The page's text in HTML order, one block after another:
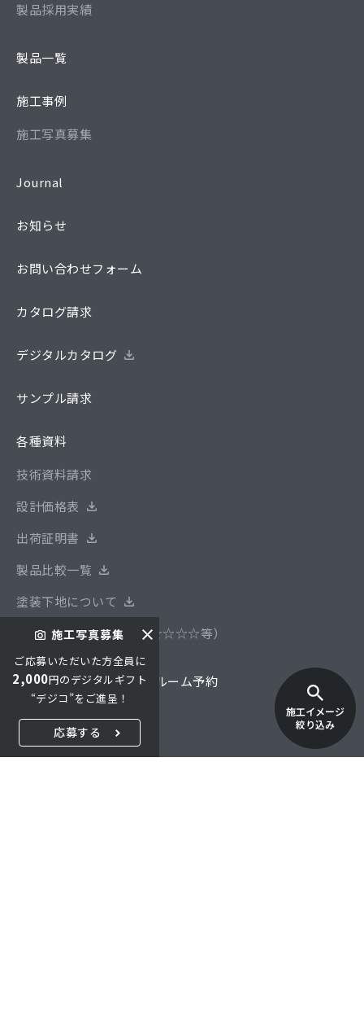
施工イメージ
絞り込み
施工写真募集
ご応募いただいた方全員に
2,000円のデジタルギフト
“デジコ”をご進呈！
応募する
製品採用実績
製品一覧
施工事例
施工写真募集
Journal
お知らせ
お問い合わせフォーム
カタログ請求
デジタルカタログ
サンプル請求
各種資料
技術資料請求
設計価格表
出荷証明書
製品比較一覧
塗装下地について
安全性基準について（F☆☆☆☆等）
オンライン商談・ショールーム予約
オンラインショップ